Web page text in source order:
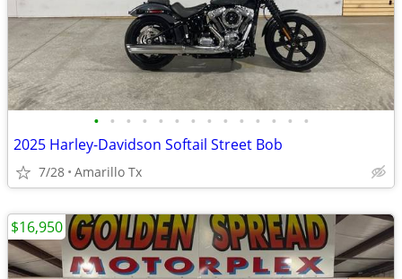
• • • • • • • • • • • • • •
2025 Harley-Davidson Softail Street Bob
7/28 Amarillo Tx
$16,950